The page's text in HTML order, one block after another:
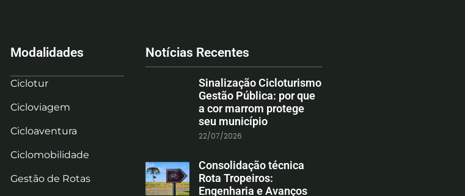
Modalidades
Ciclotur
Cicloviagem
Cicloaventura
Ciclomobilidade
Gestão de Rotas
Notícias Recentes
Sinalização Cicloturismo
Gestão Pública: por que
a cor marrom protege
seu município
22/07/2026
Consolidação técnica
Rota Tropeiros:
Engenharia e Avanços